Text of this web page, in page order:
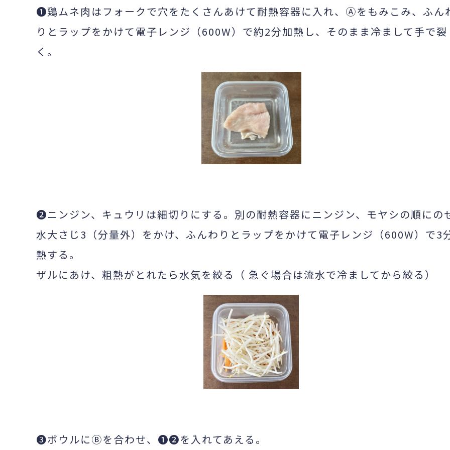
❶鶏ムネ肉はフォークで穴をたくさんあけて耐熱容器に入れ、Ⓐをもみこみ、ふん
りとラップをかけて電子レンジ（600W）で約2分加熱し、そのまま冷まして手で裂
く。
❷ニンジン、キュウリは細切りにする。別の耐熱容器にニンジン、モヤシの順にの
水大さじ3（分量外）をかけ、ふんわりとラップをかけて電子レンジ（600W）で3
熱する。
ザルにあけ、粗熱がとれたら水気を絞る（ 急ぐ場合は流水で冷ましてから絞る）
❸ボウルにⒷを合わせ、❶❷を入れてあえる。